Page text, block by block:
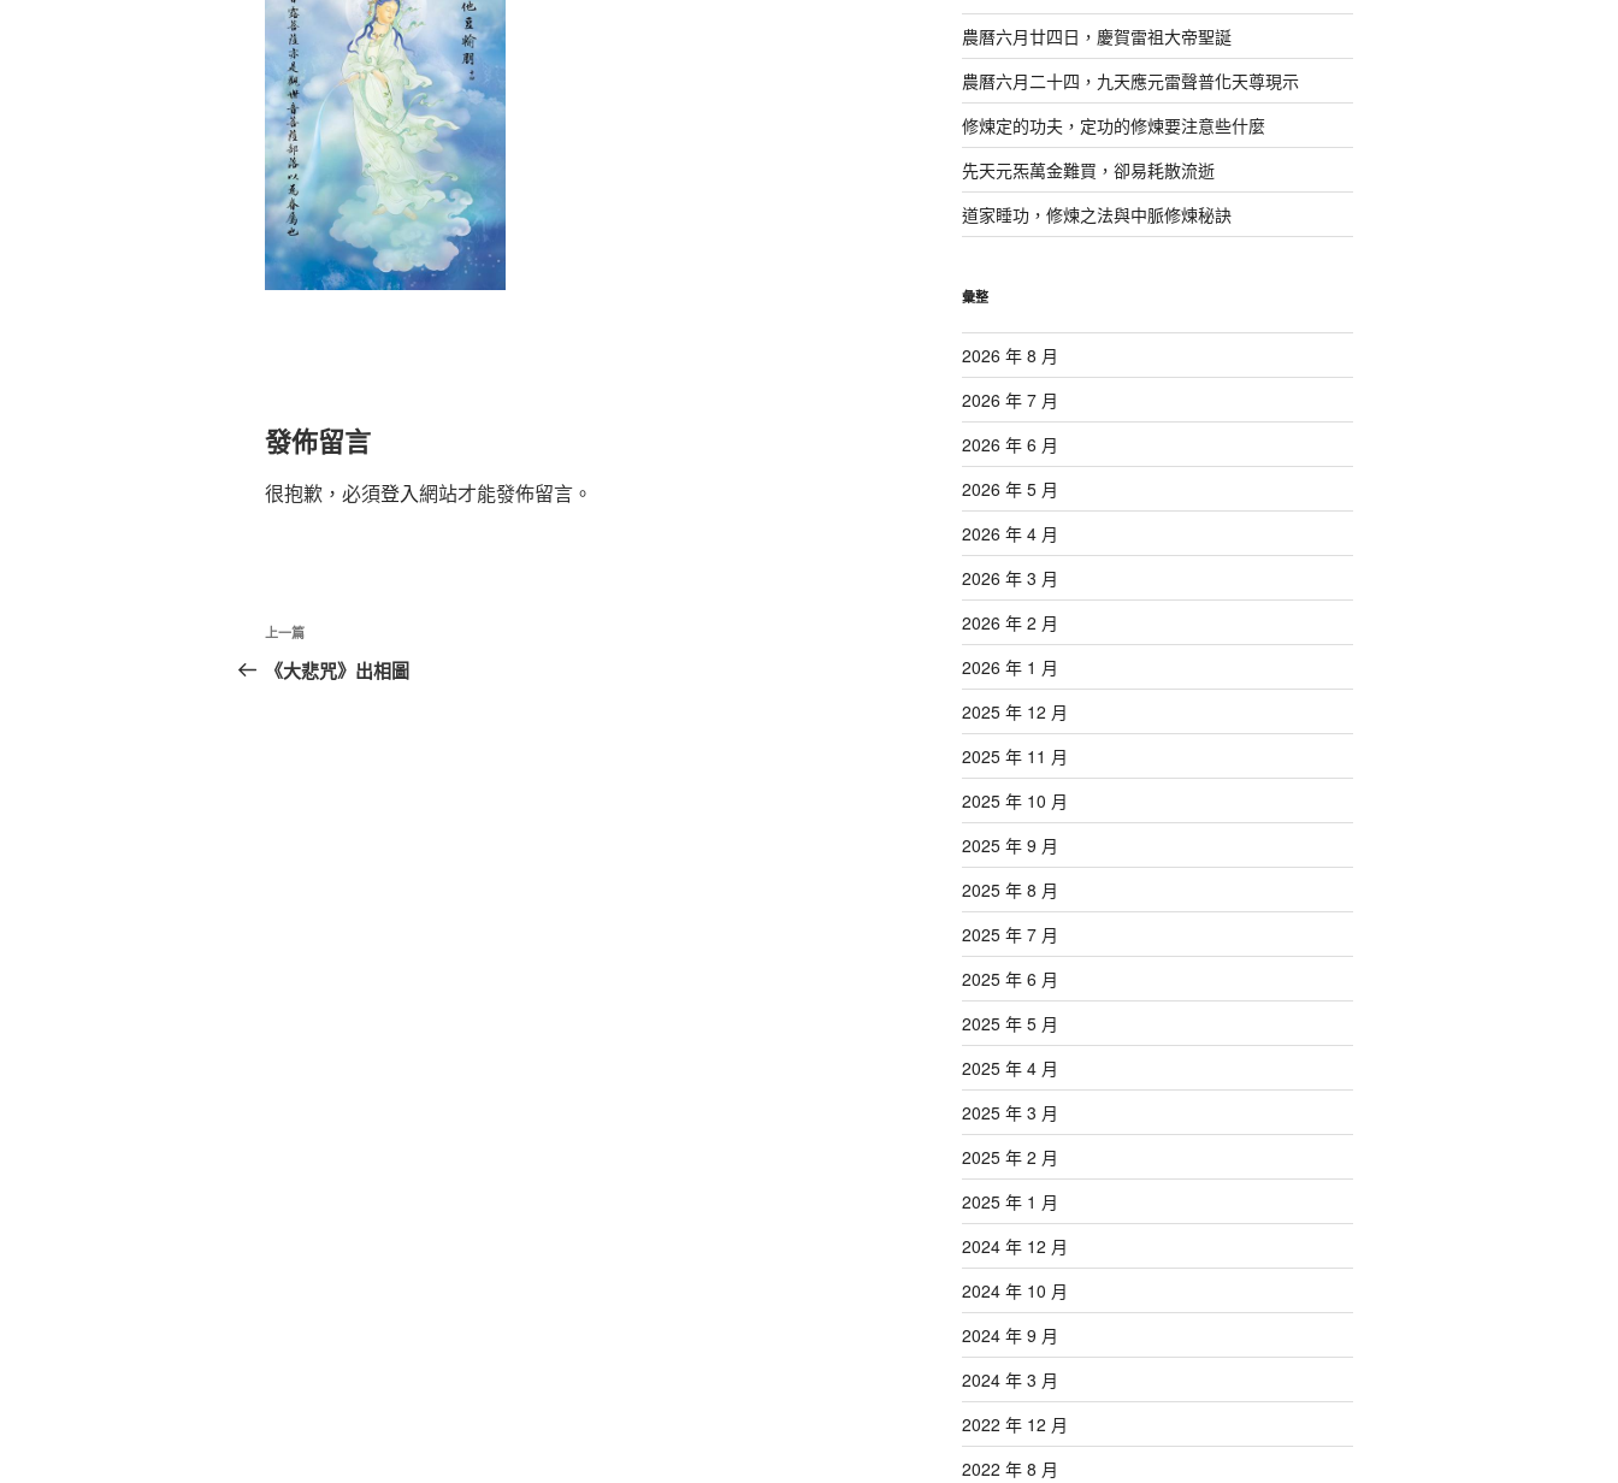
發佈留言
很抱歉，必須登入網站才能發佈留言。
文
章
上
一
上一篇
《大悲咒》出相圖
農曆六月廿四日，慶賀雷祖大帝聖誕
農曆六月二十四，九天應元雷聲普化天尊現示
修煉定的功夫，定功的修煉要注意些什麼
先天元炁萬金難買，卻易耗散流逝
道家睡功，修煉之法與中脈修煉秘訣
彙整
2026 年 8 月
2026 年 7 月
2026 年 6 月
2026 年 5 月
2026 年 4 月
2026 年 3 月
2026 年 2 月
2026 年 1 月
2025 年 12 月
2025 年 11 月
2025 年 10 月
2025 年 9 月
2025 年 8 月
2025 年 7 月
2025 年 6 月
2025 年 5 月
2025 年 4 月
2025 年 3 月
2025 年 2 月
2025 年 1 月
2024 年 12 月
2024 年 10 月
2024 年 9 月
2024 年 3 月
2022 年 12 月
2022 年 8 月